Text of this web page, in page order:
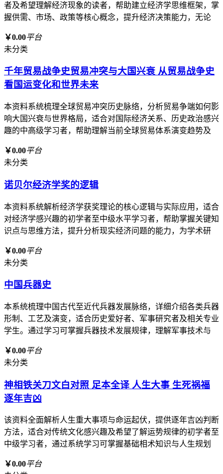
者及希望理解经济现象的读者，帮助建立经济学思维框架，掌
握供需、市场、政策等核心概念，提升经济决策能力，无论
￥0.00平台
未分类
千年贸易战争史贸易冲突与大国兴衰 从贸易战争史
看国运变化和世界未来
本资料系统梳理全球贸易冲突历史脉络，分析贸易争端如何影
响大国兴衰与世界格局，适合对国际经济关系、历史政治感兴
趣的中高级学习者，帮助理解当前全球贸易体系演变趋势及
￥0.00平台
未分类
诺贝尔经济学奖的逻辑
本资料系统解析经济学获奖理论的核心逻辑与实际应用，适合
对经济学感兴趣的初学者至中级水平学习者，帮助掌握关键知
识点与思维方法，提升分析现实经济问题的能力，为学术研
￥0.00平台
未分类
中国兵器史
本系统梳理中国古代至近代兵器发展脉络，详细介绍各类兵器
形制、工艺及演变，适合历史爱好者、军事研究者及相关专业
学生。通过学习可掌握兵器技术发展规律，理解军事技术与
￥0.00平台
未分类
神相铁关刀文白对照 足本全译 人生大事 生死祸福
逐年吉凶
该资料全面解析人生重大事项与命运起伏，提供逐年吉凶判断
方法，适合对传统文化感兴趣及希望了解运势规律的初学者至
中级学习者，通过系统学习可掌握基础相术知识与人生规划
￥0.00平台